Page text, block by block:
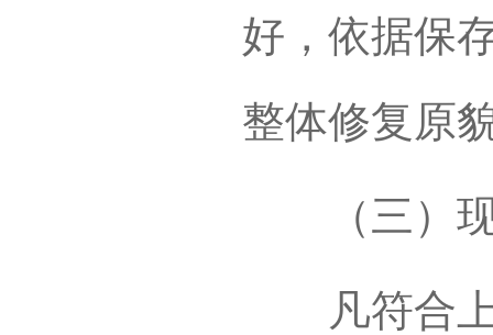
好，依据保
整体修复原
（三）现
凡符合上